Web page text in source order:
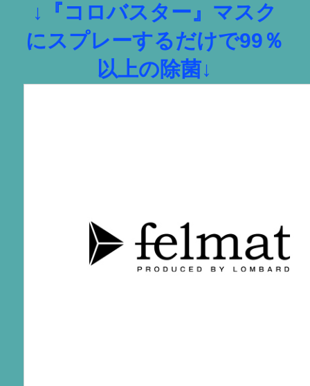
↓『コロバスター』マスク
にスプレーするだけで99％
以上の除菌↓